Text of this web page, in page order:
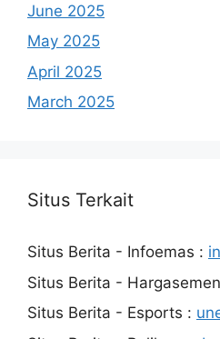
June 2025
May 2025
April 2025
March 2025
Situs Terkait
Situs Berita - Infoemas :
Situs Berita -
Situs Berita - Esports :